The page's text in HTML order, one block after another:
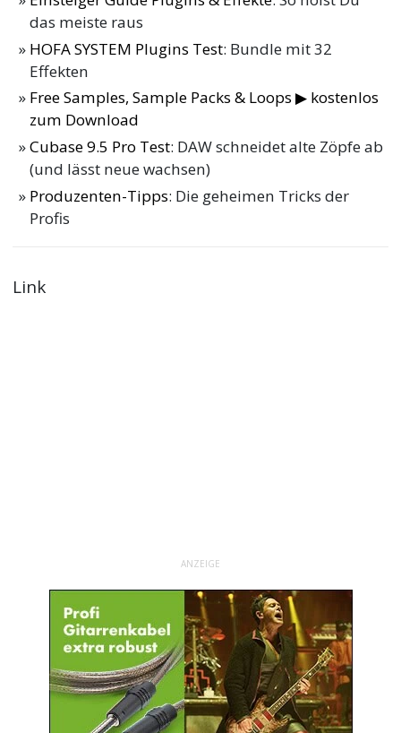
das meiste raus
HOFA SYSTEM Plugins Test: Bundle mit 32
Effekten
Free Samples, Sample Packs & Loops ▶ kostenlos
zum Download
Cubase 9.5 Pro Test: DAW schneidet alte Zöpfe ab
(und lässt neue wachsen)
Produzenten-Tipps: Die geheimen Tricks der
Profis
Link
ANZEIGE